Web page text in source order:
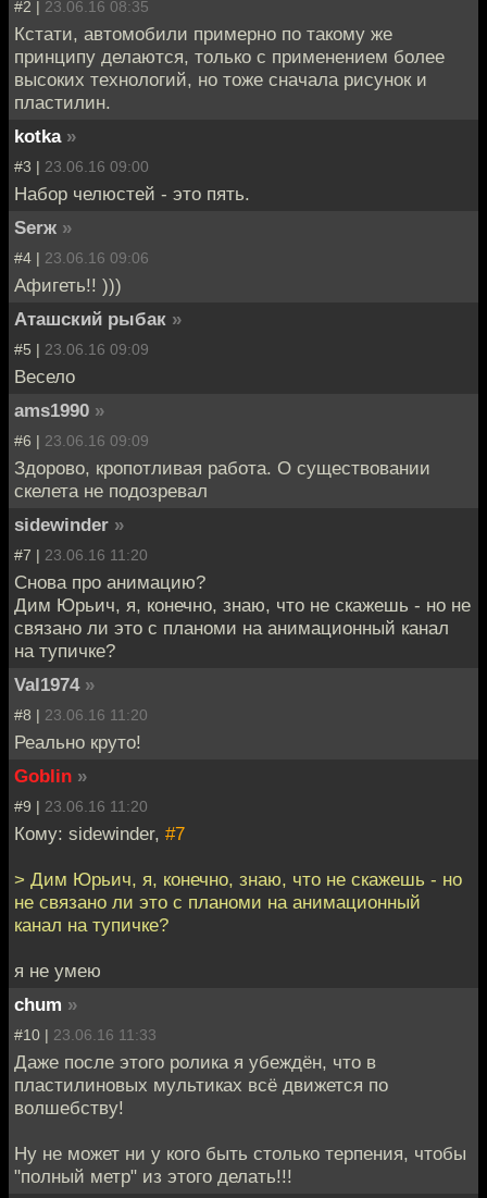
#2 | 23.06.16 08:35
Кстати, автомобили примерно по такому же
принципу делаются, только с применением более
высоких технологий, но тоже сначала рисунок и
пластилин.
kotka »
#3 | 23.06.16 09:00
Набор челюстей - это пять.
Serж »
#4 | 23.06.16 09:06
Афигеть!! )))
Аташский рыбак »
#5 | 23.06.16 09:09
Весело
ams1990 »
#6 | 23.06.16 09:09
Здорово, кропотливая работа. О существовании
скелета не подозревал
sidewinder »
#7 | 23.06.16 11:20
Снова про анимацию?
Дим Юрьич, я, конечно, знаю, что не скажешь - но не
связано ли это с планоми на анимационный канал
на тупичке?
Val1974 »
#8 | 23.06.16 11:20
Реально круто!
Goblin »
#9 | 23.06.16 11:20
Кому: sidewinder, #7
> Дим Юрьич, я, конечно, знаю, что не скажешь - но
не связано ли это с планоми на анимационный
канал на тупичке?
я не умею
chum »
#10 | 23.06.16 11:33
Даже после этого ролика я убеждён, что в
пластилиновых мультиках всё движется по
волшебству!
Ну не может ни у кого быть столько терпения, чтобы
"полный метр" из этого делать!!!